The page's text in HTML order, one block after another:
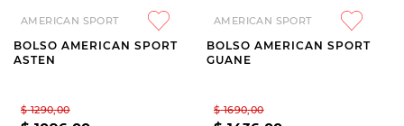
AMERICAN SPORT
BOLSO AMERICAN SPORT
ASTEN
$ 1290,00
AMERICAN SPORT
BOLSO AMERICAN SPORT
GUANE
$ 1690,00